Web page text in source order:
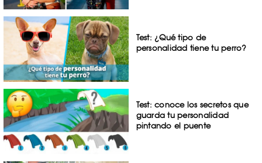
Test: ¿Qué tipo de
personalidad tiene tu perro?
Test: conoce los secretos que
guarda tu personalidad
pintando el puente